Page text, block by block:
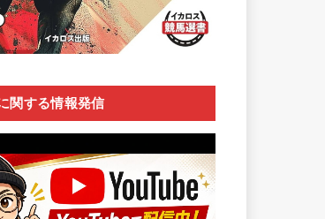
関する情報発信